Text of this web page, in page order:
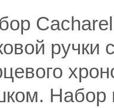
ручки
Набор